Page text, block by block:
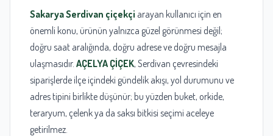
Sakarya Serdivan çiçekçi arayan kullanıcı için en
önemli konu, ürünün yalnızca güzel görünmesi değil;
doğru saat aralığında, doğru adrese ve doğru mesajla
ulaşmasıdır. AÇELYA ÇİÇEK, Serdivan çevresindeki
siparişlerde ilçe içindeki gündelik akışı, yol durumunu ve
adres tipini birlikte düşünür; bu yüzden buket, orkide,
teraryum, çelenk ya da saksı bitkisi seçimi aceleye
getirilmez.